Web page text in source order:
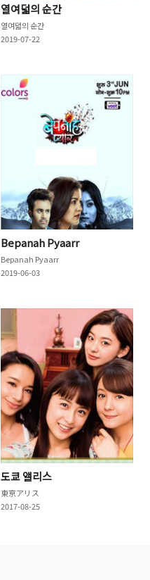
열여덟의 순간
열여덟의 순간
2019-07-22
Bepanah Pyaarr
Bepanah Pyaarr
2019-06-03
도쿄 앨리스
東京アリス
2017-08-25